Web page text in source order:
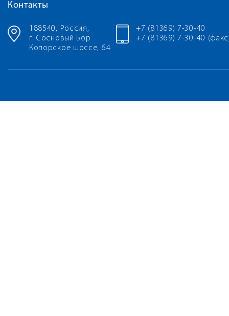
Контакты
188540, Россия,
г. Сосновый Бор
Копорское шоссе, 64
+7 (81369) 7-30-40
+7 (81369) 7-30-40